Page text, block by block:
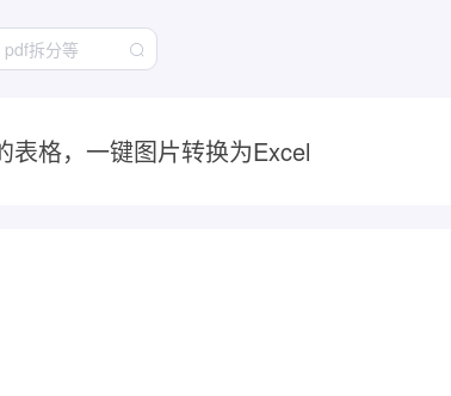
表格，一键图片转换为Excel